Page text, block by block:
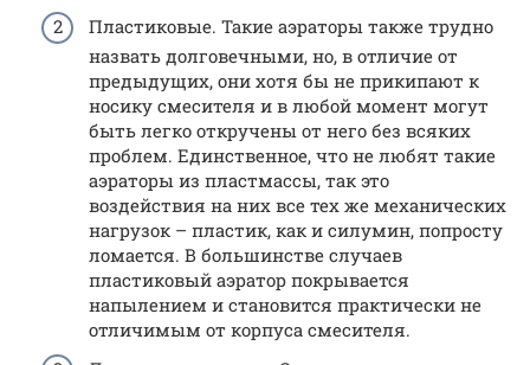
Пластиковые. Такие аэраторы также трудно
назвать долговечными, но, в отличие от
предыдущих, они хотя бы не прикипают к
носику смесителя и в любой момент могут
быть легко откручены от него без всяких
проблем. Единственное, что не любят такие
аэраторы из пластмассы, так это
воздействия на них все тех же механических
нагрузок – пластик, как и силумин, попросту
ломается. В большинстве случаев
пластиковый аэратор покрывается
напылением и становится практически не
отличимым от корпуса смесителя.